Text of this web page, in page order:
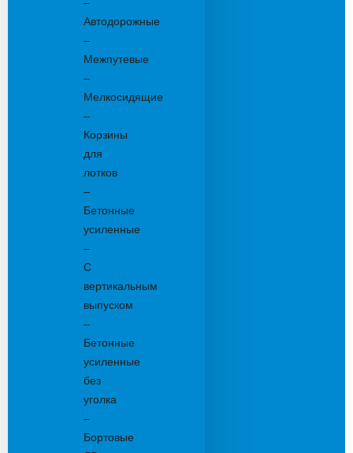
Автодорожные
–
Межпутевые
–
Мелкосидящие
–
Корзины
для
лотков
–
Бетонные
усиленные
–
С
вертикальным
выпуском
–
Бетонные
усиленные
без
уголка
–
Бортовые